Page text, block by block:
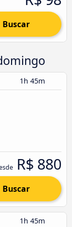
Buscar
1h 45m
R$ 880
Buscar
1h 45m